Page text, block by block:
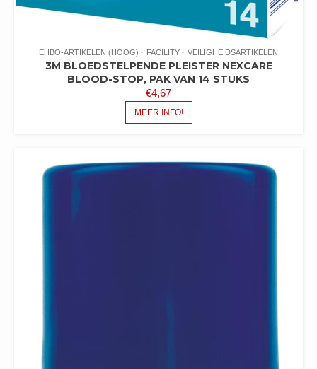
EHBO-ARTIKELEN (HOOG) FACILITY VEILIGHEIDSARTIKELEN
3M BLOEDSTELPENDE PLEISTER NEXCARE
BLOOD-STOP, PAK VAN 14 STUKS
€4,67
MEER INFO!